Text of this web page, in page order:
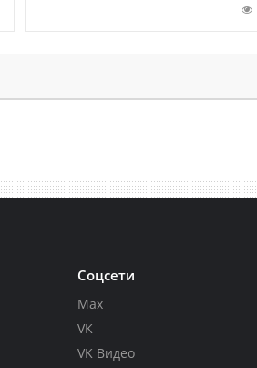
Соцсети
Max
VK
VK Видео